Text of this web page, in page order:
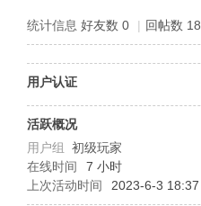
统计信息 好友数 0 | 回帖数 18
用户认证
活跃概况
用户组 初级玩家
在线时间
7 小时
上次活动时间
2023-6-3 18:37